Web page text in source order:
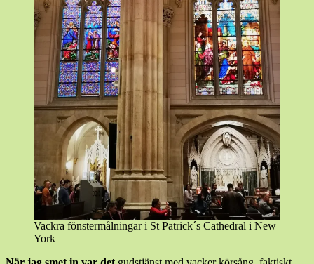
Vackra fönstermålningar i St Patrick´s Cathedral i New
York